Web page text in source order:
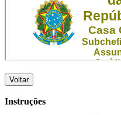
Voltar
Instruções